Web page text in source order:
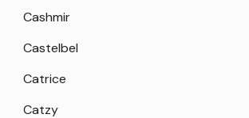
Cashmir
Castelbel
Catrice
Catzy